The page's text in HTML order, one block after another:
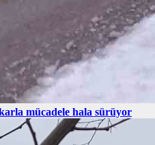
mücadele hala sürüyor